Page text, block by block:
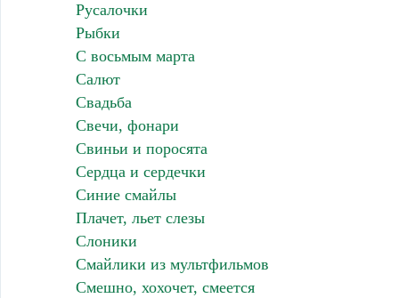
Русалочки
Рыбки
С восьмым марта
Салют
Свадьба
Свечи, фонари
Свиньи и поросята
Сердца и сердечки
Синие смайлы
Плачет, льет слезы
Слоники
Смайлики из мультфильмов
Смешно, хохочет, смеется